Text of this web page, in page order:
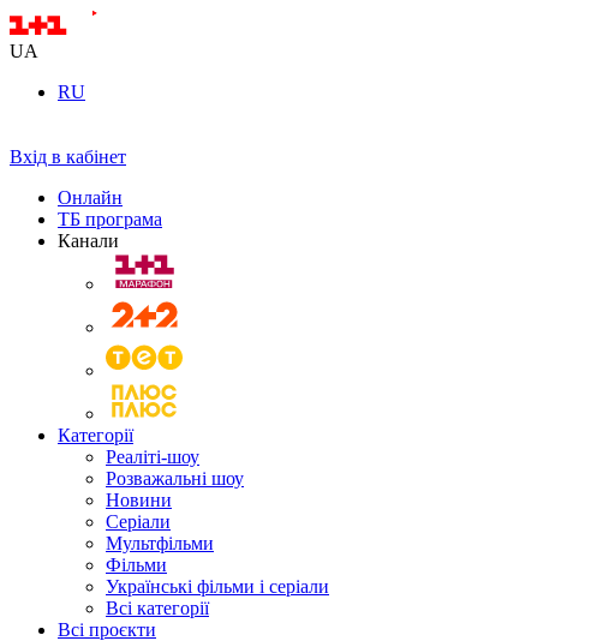
UA
RU
Вхід в кабінет
Онлайн
ТБ програма
Канали
Категорії
Реаліті-шоу
Розважальні шоу
Новини
Серіали
Мультфільми
Фільми
Українські фільми і серіали
Всі категорії
Всі проєкти